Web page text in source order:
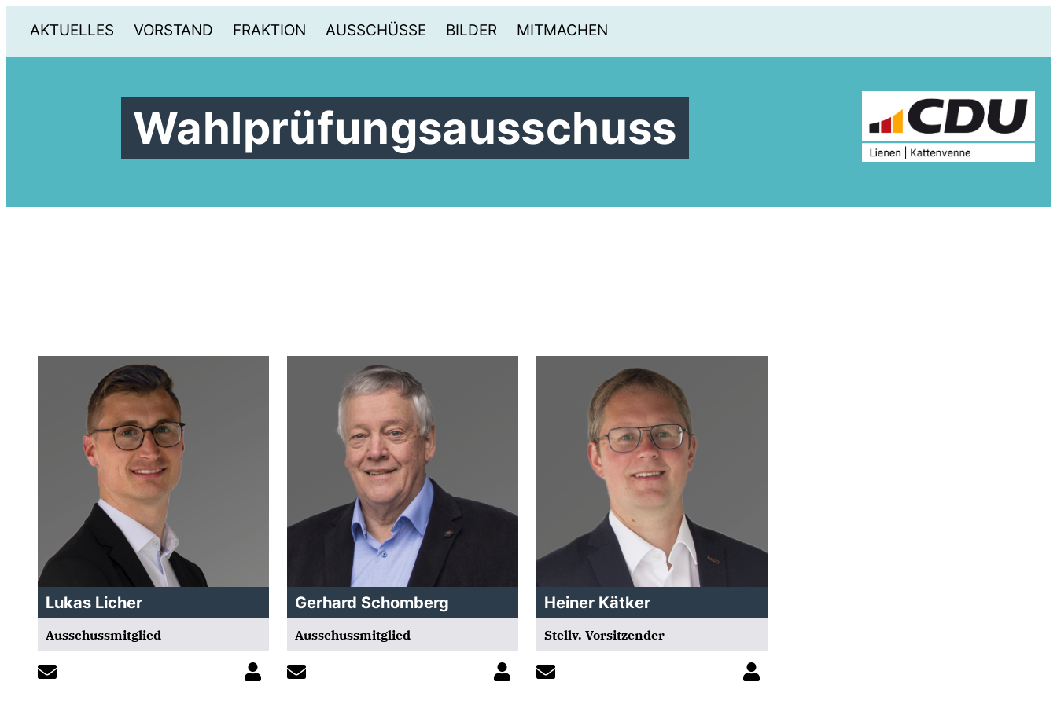
AKTUELLES VORSTAND FRAKTION AUSSCHÜSSE BILDER MITMACHEN
Wahlprüfungsausschuss
Lukas Licher
Ausschussmitglied
Gerhard Schomberg
Ausschussmitglied
Heiner Kätker
Stellv. Vorsitzender